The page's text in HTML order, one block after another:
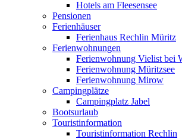
Hotels am Fleesensee
Pensionen
Ferienhäuser
Ferienhaus Rechlin Müritz
Ferienwohnungen
Ferienwohnung Vielist bei
Ferienwohnung Müritzsee
Ferienwohnung Mirow
Campingplätze
Campingplatz Jabel
Bootsurlaub
Touristinformation
Touristinformation Rechlin